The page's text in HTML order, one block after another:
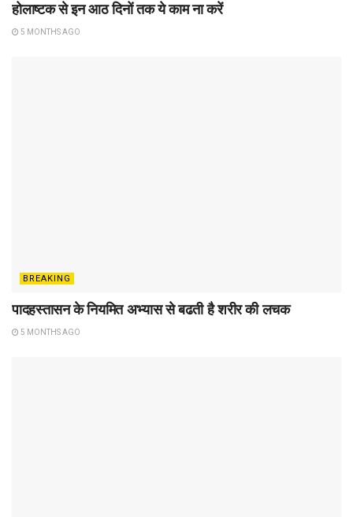
होलाष्टक से इन आठ दिनों तक ये काम ना करें
5 MONTHS AGO
BREAKING
पादहस्तासन के नियमित अभ्यास से बढती है शरीर की लचक
5 MONTHS AGO